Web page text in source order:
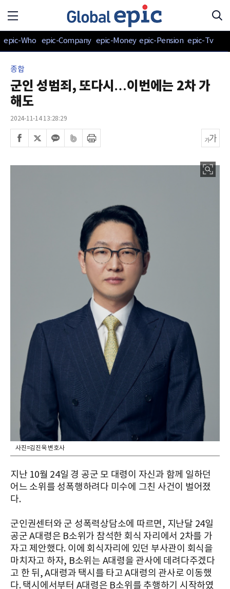
epic-Who epic-Company epic-Money epic-Pension epic-Tv
종합
군인 성범죄, 또다시…이번에는 2차 가
해도
2024-11-14 13:28:29
사진=김진욱 변호사
지난 10월 24일 경 공군 모 대령이 자신과 함께 일하던
어느 소위를 성폭행하려다 미수에 그친 사건이 벌어졌
다.
군인권센터와 군 성폭력상담소에 따르면, 지난달 24일
공군 A대령은 B소위가 참석한 회식 자리에서 2차를 가
자고 제안했다. 이에 회식자리에 있던 부사관이 회식을
마치자고 하자, B소위는 A대령을 관사에 데려다주겠다
고 한 뒤, A대령과 택시를 타고 A대령의 관사로 이동했
다. 택시에서부터 A대령은 B소위를 추행하기 시작하였